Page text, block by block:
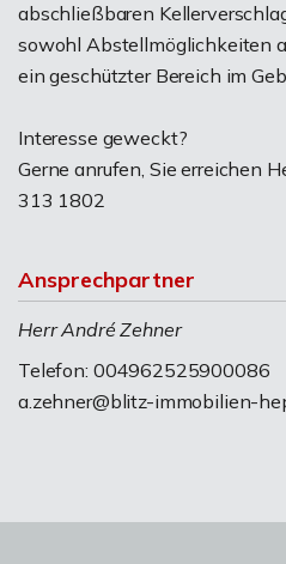
abschließbaren
sowohl Abstellmöglichkeiten
ein geschützter Bereich im
Interesse geweckt?
Gerne anrufen, Sie erreichen
313 1802
Ansprechpartner
Herr André Zehner
Telefon: 004962525900086
a.zehner@blitz-immobilien-